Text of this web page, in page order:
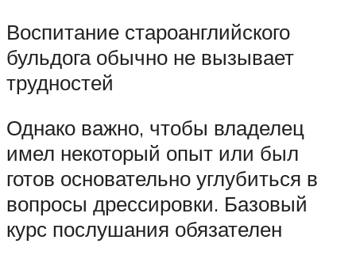
Воспитание староанглийского
бульдога обычно не вызывает
трудностей
Однако важно, чтобы владелец
имел некоторый опыт или был
готов основательно углубиться в
вопросы дрессировки. Базовый
курс послушания обязателен